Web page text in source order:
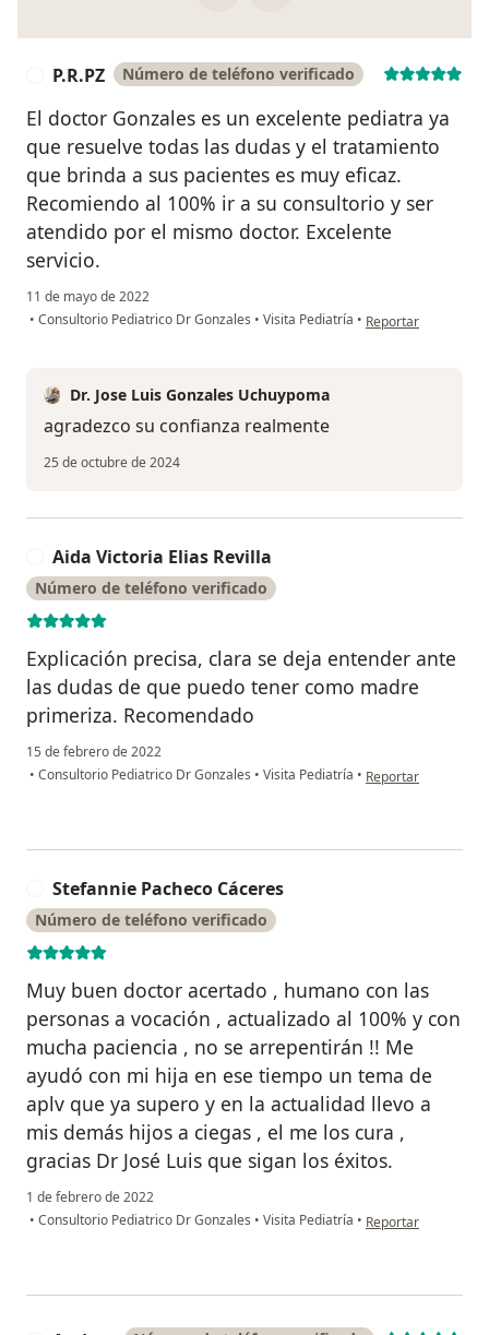
P.R.PZ Número de teléfono verificado
El doctor Gonzales es un excelente pediatra ya
que resuelve todas las dudas y el tratamiento
que brinda a sus pacientes es muy eficaz.
Recomiendo al 100% ir a su consultorio y ser
atendido por el mismo doctor. Excelente
servicio.
11 de mayo de 2022
• Consultorio Pediatrico Dr Gonzales • Visita Pediatría • en opinión del
Reportar
Dr. Jose Luis Gonzales Uchuypoma
agradezco su confianza realmente
25 de octubre de 2024
Aida Victoria Elias Revilla
Número de teléfono verificado
Explicación precisa, clara se deja entender ante
las dudas de que puedo tener como madre
primeriza. Recomendado
15 de febrero de 2022
• Consultorio Pediatrico Dr Gonzales • Visita Pediatría • en opinión del
Reportar
Stefannie Pacheco Cáceres
Número de teléfono verificado
Muy buen doctor acertado , humano con las
personas a vocación , actualizado al 100% y con
mucha paciencia , no se arrepentirán !! Me
ayudó con mi hija en ese tiempo un tema de
aplv que ya supero y en la actualidad llevo a
mis demás hijos a ciegas , el me los cura ,
gracias Dr José Luis que sigan los éxitos.
1 de febrero de 2022
• Consultorio Pediatrico Dr Gonzales • Visita Pediatría • en opinión del
Reportar